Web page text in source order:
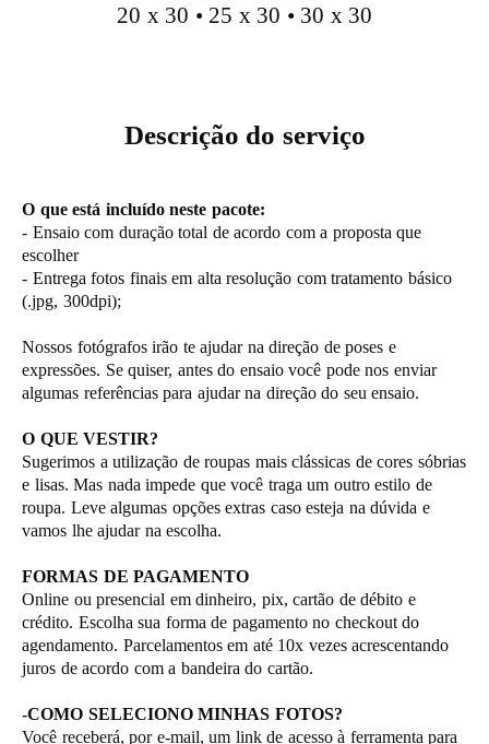
20 x 30 • 25 x 30 • 30 x 30
Descrição do serviço
O que está incluído neste pacote:
- Ensaio com duração total de acordo com a proposta que
escolher
- Entrega fotos finais em alta resolução com tratamento básico
(.jpg, 300dpi);
Nossos fotógrafos irão te ajudar na direção de poses e
expressões. Se quiser, antes do ensaio você pode nos enviar
algumas referências para ajudar na direção do seu ensaio.
O QUE VESTIR?
Sugerimos a utilização de roupas mais clássicas de cores sóbrias
e lisas. Mas nada impede que você traga um outro estilo de
roupa. Leve algumas opções extras caso esteja na dúvida e
vamos lhe ajudar na escolha.
FORMAS DE PAGAMENTO
Online ou presencial em dinheiro, pix, cartão de débito e
crédito. Escolha sua forma de pagamento no checkout do
agendamento. Parcelamentos em até 10x vezes acrescentando
juros de acordo com a bandeira do cartão.
-COMO SELECIONO MINHAS FOTOS?
Você receberá, por e-mail, um link de acesso à ferramenta para